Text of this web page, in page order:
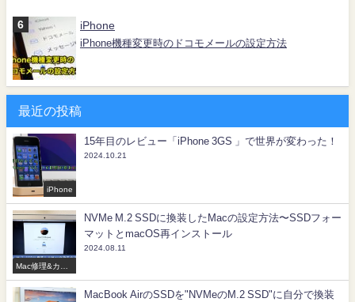
iPhone
iPhone機種変更時のドコモメールの設定方法
最近の投稿
iPhone
15年目のレビュー「iPhone 3GS 」で世界が変わった！
2024.10.21
Mac修理&カス
NVMe M.2 SSDに換装したMacの設定方法〜SSDフォー
マットとmacOS再インストール
2024.08.11
MacBook AirのSSDを"NVMeのM.2 SSD"に自分で換装